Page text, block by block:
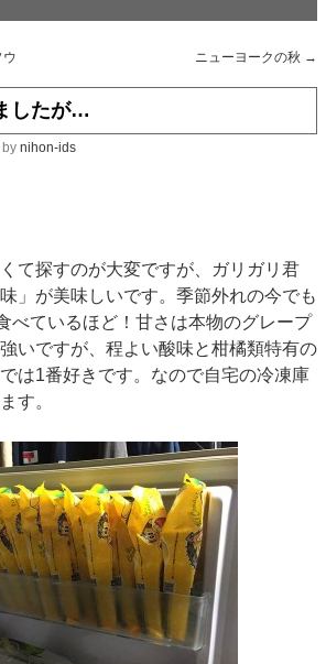
ウ ニューヨークの秋 →
したが…
by nihon-ids
て探すのが大変ですが、ガリガリ君
」が美味しいです。季節外れの今でも
べているほど！甘さは本物のグレープ
いですが、程よい酸味と柑橘類特有の
は1番好きです。なので自宅の冷凍庫
す。